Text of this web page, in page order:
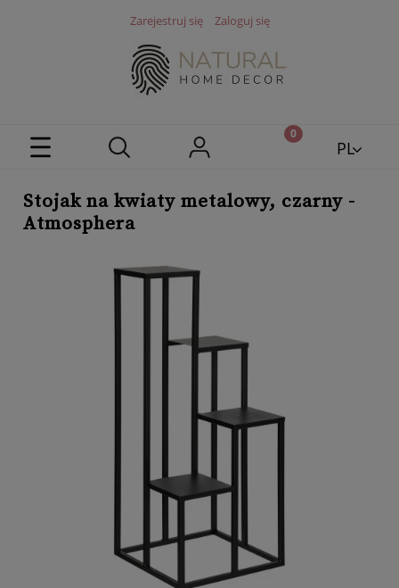
Zarejestruj się Zaloguj się
PL
Stojak na kwiaty metalowy, czarny -
Atmosphera